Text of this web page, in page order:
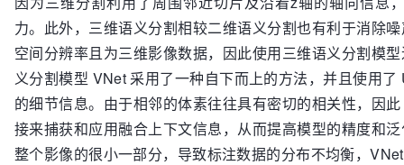
力。此外，三维语义分割相较二维语义分割也有利于消除
空间分辨率且为三维影像数据，因此使用三维语义分割模
义分割模型 VNet 采用了一种自下而上的方法，并且使用
的细节信息。由于相邻的体素往往具有密切的相关性，因
接来捕获和应用融合上下文信息，从而提高模型的精度和
整个影像的很小一部分，导致标注数据的分布不均衡，